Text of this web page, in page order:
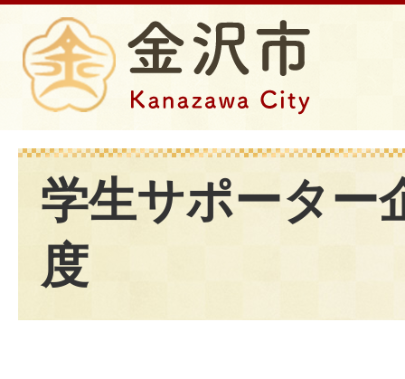
学生サポーター
度